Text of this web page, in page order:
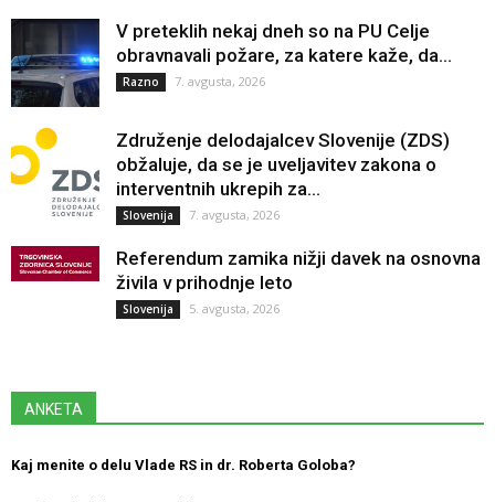
V preteklih nekaj dneh so na PU Celje
obravnavali požare, za katere kaže, da...
Razno 7. avgusta, 2026
Združenje delodajalcev Slovenije (ZDS)
obžaluje, da se je uveljavitev zakona o
interventnih ukrepih za...
Slovenija 7. avgusta, 2026
Referendum zamika nižji davek na osnovna
živila v prihodnje leto
Slovenija 5. avgusta, 2026
ANKETA
Kaj menite o delu Vlade RS in dr. Roberta Goloba?